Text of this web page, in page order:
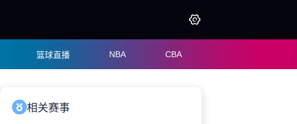
篮球直播 NBA CBA
相关赛事